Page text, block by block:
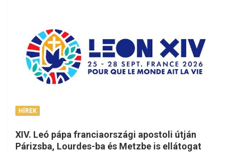
HÍREK
XIV. Leó pápa franciaországi apostoli útján
Párizsba, Lourdes-ba és Metzbe is ellátogat